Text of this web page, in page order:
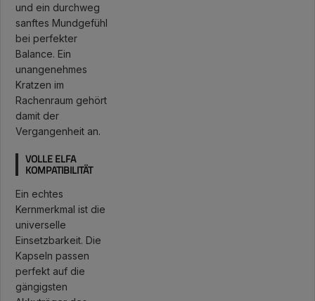
und ein durchweg
sanftes Mundgefühl
bei perfekter
Balance. Ein
unangenehmes
Kratzen im
Rachenraum gehört
damit der
Vergangenheit an.
VOLLE ELFA
KOMPATIBILITÄT
Ein echtes
Kernmerkmal ist die
universelle
Einsetzbarkeit. Die
Kapseln passen
perfekt auf die
gängigsten